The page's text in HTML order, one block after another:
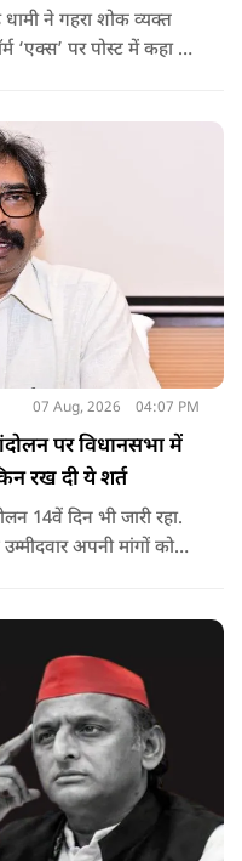
ने गहरा शोक व्यक्त
‘एक्स’ पर पोस्ट में कहा कि
पड़ने पर एयरलिफ्ट कर
हैं.
07 Aug, 2026 04:07 PM
पर विधानसभा में
रख दी ये शर्त
14वें दिन भी जारी रहा.
अपनी मांगों को